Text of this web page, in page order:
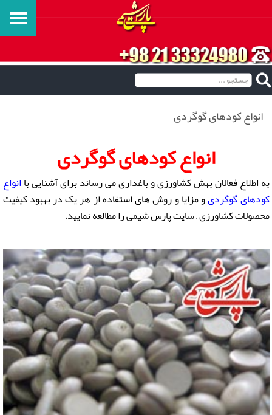
انواع کودهای گوگردی
انواع کودهای گوگردی
به اطلاع فعالان بهش کشاورزی و باغداری می رساند برای آشنایی باانواع
کودهای گوگردیو مزایا و روش های استفاده از هر یک در بهبود کیفیت
محصولات کشاورزی , سایت پارس شیمی را مطالعه نمایید.